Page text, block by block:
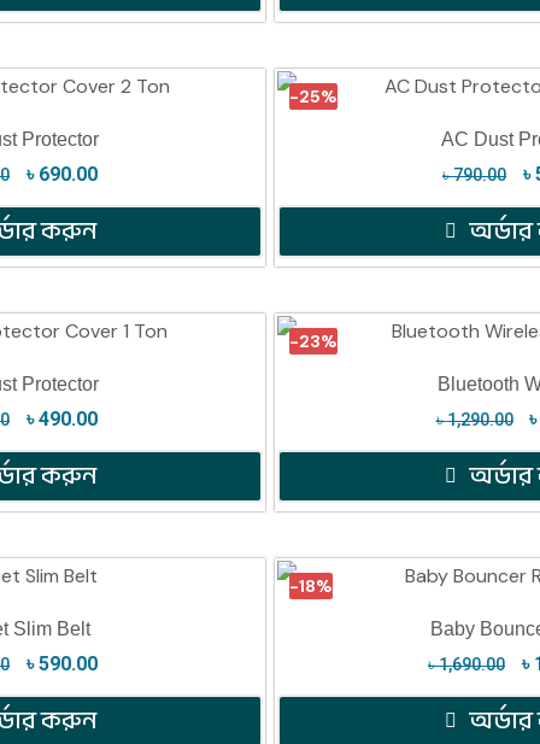
Protector
৳ 690.00
করুন
-25%
AC Dust
৳790.00 ৳
Protector
৳490.00
করুন
-23%
Bluetooth
৳1,290.00
Slim Belt
৳590.00
করুন
-18%
Baby
৳1,690.00 ৳